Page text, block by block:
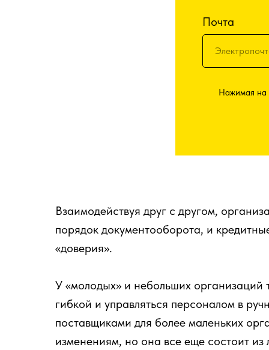
Почта
Нажимая на
Взаимодействуя друг с другом,
порядок документооборота, и
«доверия».
У «молодых» и небольших организаций
гибкой и управляться персоналом в
поставщиками для более маленьких
изменениям, но она все еще состоит